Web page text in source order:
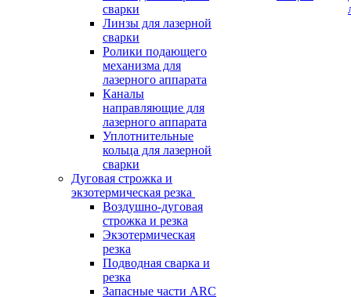
сварки
Линзы для лазерной
сварки
Ролики подающего
механизма для
лазерного аппарата
Каналы
направляющие для
лазерного аппарата
Уплотнительные
кольца для лазерной
сварки
Дуговая строжка и
экзотермическая резка
Воздушно-дуговая
строжка и резка
Экзотермическая
резка
Подводная сварка и
резка
Запасные части ARC